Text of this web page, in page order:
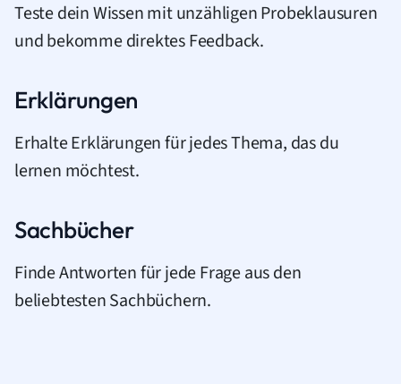
Teste dein Wissen mit unzähligen Probeklausuren
und bekomme direktes Feedback.
Erklärungen
Erhalte Erklärungen für jedes Thema, das du
lernen möchtest.
Sachbücher
Finde Antworten für jede Frage aus den
beliebtesten Sachbüchern.